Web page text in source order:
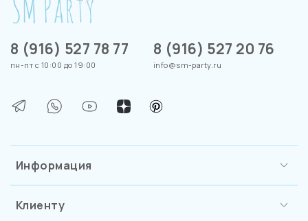
Информация
Клиенту
8 (916) 527 78 77
пн-пт с 10:00 до 19:00
8 (916) 527 20 76
info@sm-party.ru